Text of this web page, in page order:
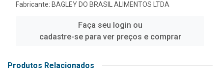
Fabricante: BAGLEY DO BRASIL ALIMENTOS LTDA
Faça seu login ou
cadastre-se para ver preços e comprar
Produtos Relacionados